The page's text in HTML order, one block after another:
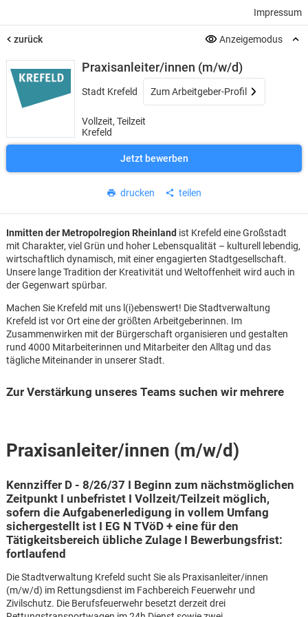
Impressum
zurück Anzeigemodus
Praxisanleiter/innen (m/w/d)
Stadt Krefeld Zum Arbeitgeber-Profil
Vollzeit, Teilzeit
Krefeld
Jetzt bewerben
drucken teilen
Inmitten der Metropolregion Rheinland ist Krefeld eine Großstadt
mit Charakter, viel Grün und hoher Lebensqualität – kulturell lebendig,
wirtschaftlich dynamisch, mit einer engagierten Stadtgesellschaft.
Unsere lange Tradition der Kreativität und Weltoffenheit wird auch in
der Gegenwart spürbar.
Machen Sie Krefeld mit uns l(i)ebenswert! Die Stadtverwaltung
Krefeld ist vor Ort eine der größten Arbeitgeberinnen. Im
Zusammenwirken mit der Bürgerschaft organisieren und gestalten
rund 4000 Mitarbeiterinnen und Mitarbeiter den Alltag und das
tägliche Miteinander in unserer Stadt.
Zur Verstärkung unseres Teams suchen wir mehrere
Praxisanleiter/innen (m/w/d)
Kennziffer D - 8/26/37 I Beginn zum nächstmöglichen
Zeitpunkt I unbefristet I Vollzeit/Teilzeit möglich,
sofern die Aufgabenerledigung in vollem Umfang
sichergestellt ist I EG N TVöD + eine für den
Tätigkeitsbereich übliche Zulage I Bewerbungsfrist:
fortlaufend
Die Stadtverwaltung Krefeld sucht Sie als Praxisanleiter/innen
(m/w/d) im Rettungsdienst im Fachbereich Feuerwehr und
Zivilschutz. Die Berufsfeuerwehr besetzt derzeit drei
Karte anzeigen